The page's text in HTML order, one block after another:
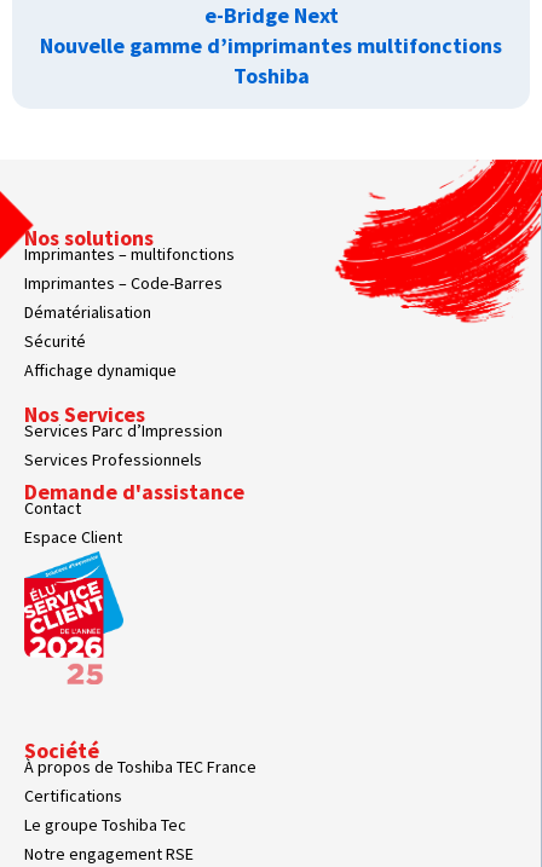
e-Bridge Next
Nouvelle gamme d’imprimantes multifonctions
Toshiba
Nos solutions
Imprimantes – multifonctions
Imprimantes – Code-Barres
Dématérialisation
Sécurité
Affichage dynamique
Nos Services
Services Parc d’Impression
Services Professionnels
Demande d'assistance
Contact
Espace Client
Société
À propos de Toshiba TEC France
Certifications
Le groupe Toshiba Tec
Notre engagement RSE